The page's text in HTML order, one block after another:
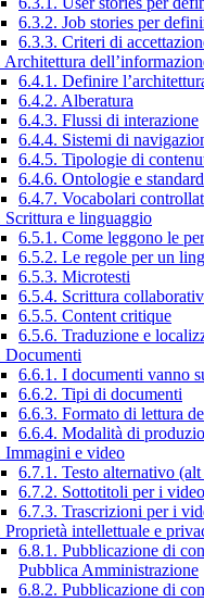
6.3.2. Job stories per
6.3.3. Criteri di
Architettura
6.4.1. Definire
6.4.2. Alberatura
6.4.3. Flussi di interazione
6.4.4. Sistemi di
6.4.5. Tipologie di
6.4.6. Ontologie e standard
6.4.7. Vocabolari
Scrittura e linguaggio
6.5.1. Come leggono le
6.5.2. Le regole per un
6.5.3. Microtesti
6.5.4. Scrittura
6.5.5. Content critique
6.5.6. Traduzione e
Documenti
6.6.1. I documenti vanno
6.6.2. Tipi di documenti
6.6.3. Formato di lettura
6.6.4. Modalità di
Immagini e video
6.7.1. Testo alternativo
6.7.2. Sottotitoli per i video
6.7.3. Trascrizioni per i
Proprietà intellettuale e
6.8.1. Pubblicazione di
Pubblica Amministrazione
6.8.2. Pubblicazione di